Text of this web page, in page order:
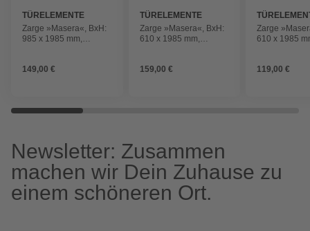
TÜRELEMENTE
BORNE
Zarge »Masera«, BxH:
985 x 1985 mm,
149,00 €
TÜRELEMENTE
BORNE
Zarge »Masera«, BxH:
610 x 1985 mm,
159,00 €
BORNE
Zarge
610 x 1985
119,00 €
Newsletter: Zusammen
machen wir Dein Zuhause zu
einem schöneren Ort.